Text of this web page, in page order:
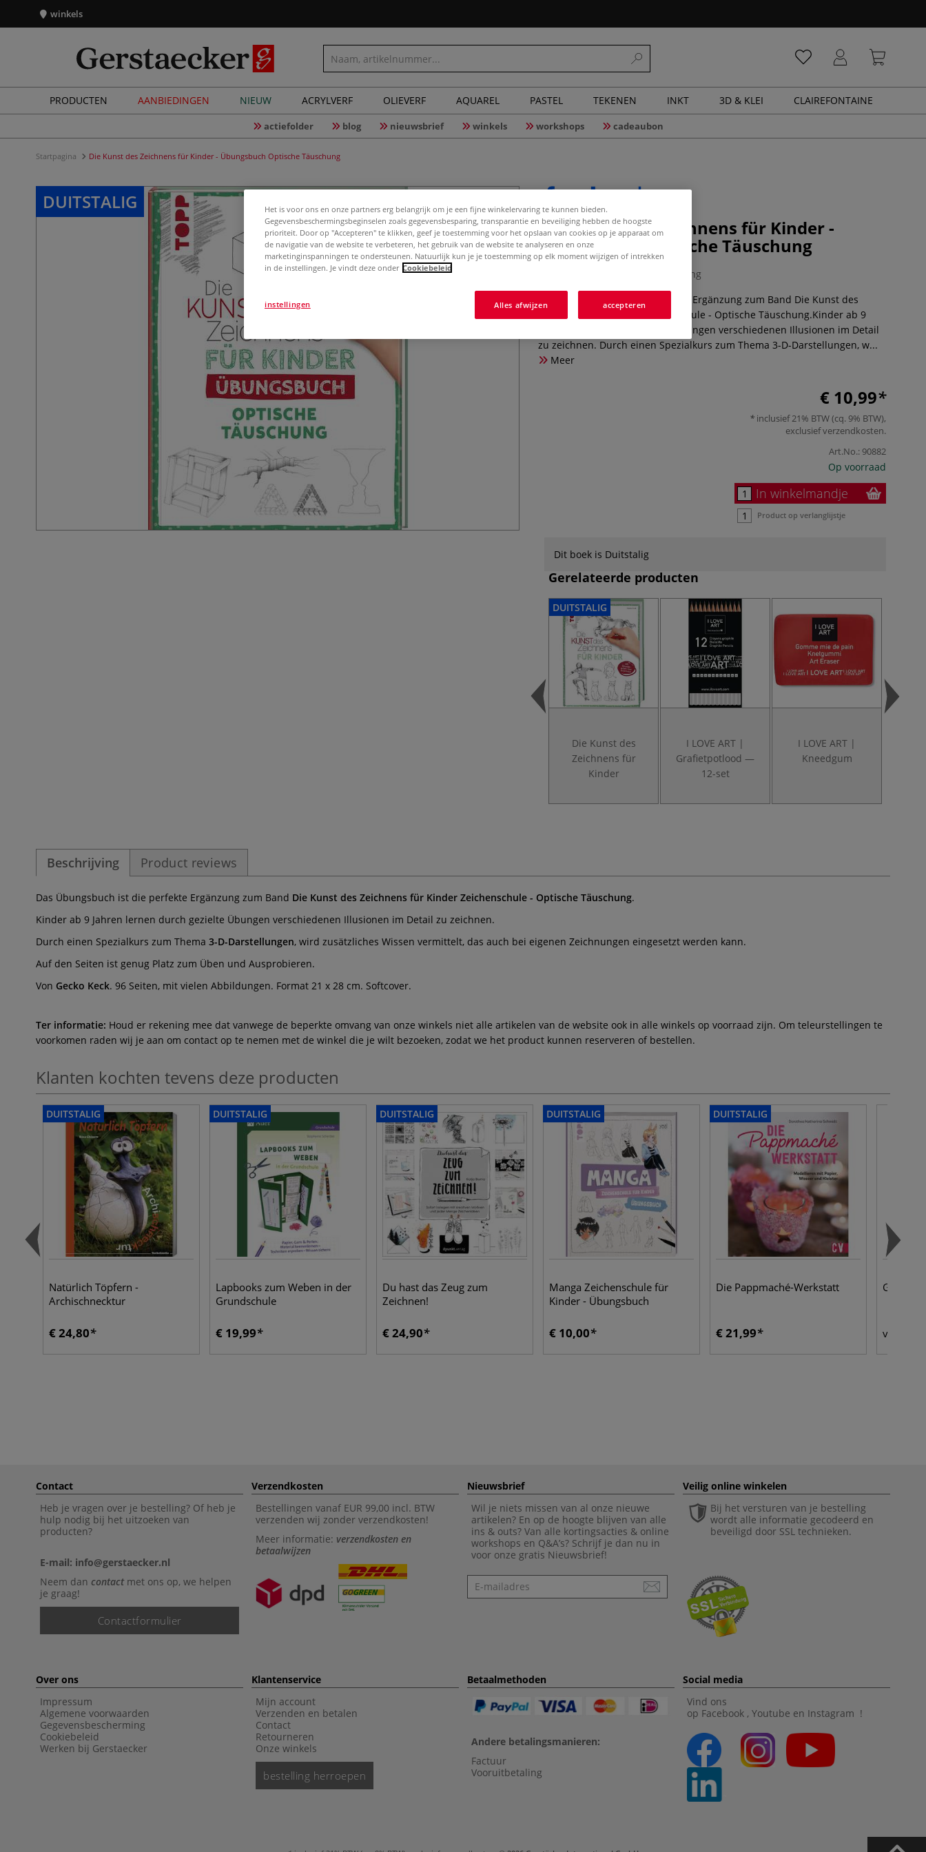
winkels
PRODUCTEN AANBIEDINGEN NIEUW ACRYLVERF OLIEVERF AQUAREL PASTEL TEKENEN INKT 3D & KLEI CLAIREFONTAINE
actiefolder blog nieuwsbrief winkels workshops cadeaubon
Startpagina Die Kunst des Zeichnens für Kinder - Übungsbuch Optische Täuschung
DUITSTALIG
Die Kunst des Zeichnens für Kinder -
Übungsbuch Optische Täuschung
0 Beoordeling
Das Übungsbuch ist die perfekte Ergänzung zum Band Die Kunst des
Zeichnens für Kinder Zeichenschule - Optische Täuschung.Kinder ab 9
Jahren lernen durch gezielte Übungen verschiedenen Illusionen im Detail
zu zeichnen. Durch einen Spezialkurs zum Thema 3-D-Darstellungen, w...
Meer
€ 10,99
inclusief 21% BTW (cq. 9% BTW),
exclusiefverzendkosten.
Art.No.: 90882
Op voorraad
In winkelmandje
Product op verlanglijstje
Dit boek is Duitstalig
Gerelateerde producten
DUITSTALIG
Die Kunst des
Zeichnens für
Kinder
I LOVE ART |
Grafietpotlood —
12-set
I LOVE ART |
Kneedgum
Beschrijving Product reviews
Das Übungsbuch ist die perfekte Ergänzung zum Band Die Kunst des Zeichnens für Kinder Zeichenschule - Optische Täuschung.
Kinder ab 9 Jahren lernen durch gezielte Übungen verschiedenen Illusionen im Detail zu zeichnen.
Durch einen Spezialkurs zum Thema 3-D-Darstellungen, wird zusätzliches Wissen vermittelt, das auch bei eigenen Zeichnungen eingesetzt werden kann.
Auf den Seiten ist genug Platz zum Üben und Ausprobieren.
Von Gecko Keck. 96 Seiten, mit vielen Abbildungen. Format 21 x 28 cm. Softcover.
Ter informatie: Houd er rekening mee dat vanwege de beperkte omvang van onze winkels niet alle artikelen van de website ook in alle winkels op voorraad zijn. Om teleurstellingen te
voorkomen raden wij je aan om contact op te nemen met de winkel die je wilt bezoeken, zodat we het product kunnen reserveren of bestellen.
Klanten kochten tevens deze producten
DUITSTALIG
Natürlich Töpfern -
Archischnecktur
€ 24,80
DUITSTALIG
Lapbooks zum Weben in der
Grundschule
€ 19,99
DUITSTALIG
Du hast das Zeug zum
Zeichnen!
€ 24,90
DUITSTALIG
Manga Zeichenschule für
Kinder - Übungsbuch
€ 10,00
DUITSTALIG
Die Pappmaché-Werkstatt
€ 21,99 vanaf
Contact
Heb je vragen over je bestelling? Of heb je
hulp nodig bij het uitzoeken van
producten?
E-mail: info@gerstaecker.nl
Neem dan contactmet ons op, we helpen
je graag!
Contactformulier
Verzendkosten
Bestellingen vanaf EUR 99,00 incl. BTW
verzenden wij zonder verzendkosten!
Meer informatie: verzendkosten en
betaalwijzen
Nieuwsbrief
Wil je niets missen van al onze nieuwe
artikelen? En op de hoogte blijven van alle
ins & outs? Van alle kortingsacties & online
workshops en Q&A’s? Schrijf je dan nu in
voor onze gratis Nieuwsbrief!
Nieuwsbrief
Veilig online winkelen
Bij het versturen van je bestelling
wordt alle informatie gecodeerd en
beveiligd door SSL technieken.
Over ons
Impressum
Algemene voorwaarden
Gegevensbescherming
Cookiebeleid
Werken bij Gerstaecker
Klantenservice
Mijn account
Verzenden en betalen
Contact
Retourneren
Onze winkels
bestelling herroepen
Betaalmethoden
Andere betalingsmanieren:
Factuur
Vooruitbetaling
Social media
Vind ons
op Facebook , Youtube en Instagram !
Het is voor ons en onze partners erg belangrijk om je een fijne winkelervaring te kunnen bieden.
Gegevensbeschermingsbeginselen zoals gegevensbesparing, transparantie en beveiliging hebben de hoogste
prioriteit. Door op "Accepteren" te klikken, geef je toestemming voor het opslaan van cookies op je apparaat om
de navigatie van de website te verbeteren, het gebruik van de website te analyseren en onze
marketinginspanningen te ondersteunen. Natuurlijk kun je je toestemming op elk moment wijzigen of intrekken
in de instellingen. Je vindt deze onder Cookiebeleid
Alles afwijzen accepteren
instellingen